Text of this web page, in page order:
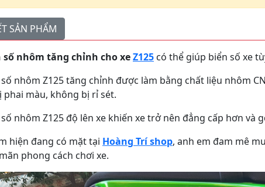
SẢN PHẨM
số nhôm tăng chỉnh cho xeZ125 có thể giúp biển số xe
nhôm Z125 tăng chỉnh được làm bằng chất liệu nhôm
phai màu, không bị rỉ sét.
nhôm Z125 độ lên xe khiến xe trở nên đẳng cấp hơn và
hiện đang có mặt tại Hoàng Trí shop, anh em đam mê
phong cách chơi xe.